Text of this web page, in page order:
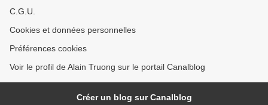
C.G.U.
Cookies et données personnelles
Préférences cookies
Voir le profil de Alain Truong sur le portail Canalblog
Créer un blog sur Canalblog